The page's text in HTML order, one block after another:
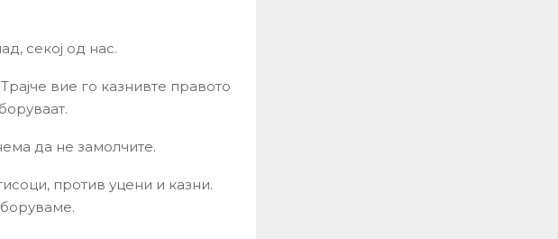
секој од нас.
вие го казнивте правото
да не замолчите.
против уцени и казни.